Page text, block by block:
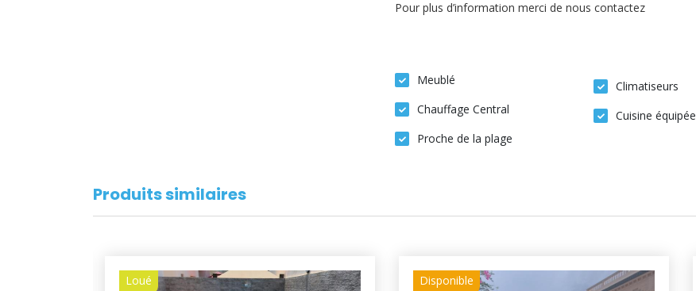
Pour plus d’information merci de nous contactez
Meublé
Chauffage Central
Proche de la plage
Climatiseurs
Cuisine équipée
Produits similaires
Loué Disponible